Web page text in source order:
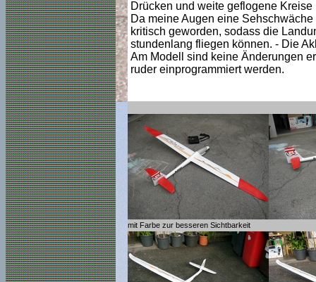
Drücken und weite geflogene
Da meine Augen eine
kritisch geworden, sodass die
stundenlang fliegen können. - Die
Am Modell sind keine Änderungen
ruder einprogrammiert werden.
mit Farbe zur besseren Sichtbarkeit